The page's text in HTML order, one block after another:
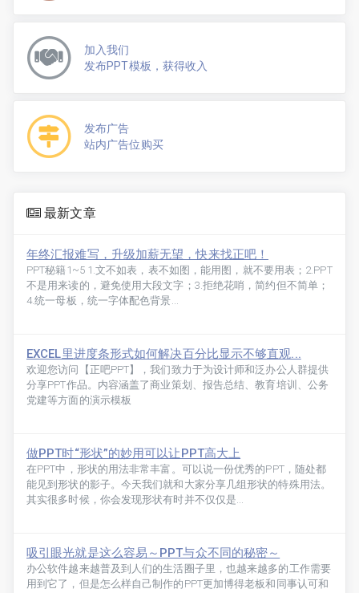
加入我们
发布PPT模板，获得收入
发布广告
站内广告位购买
最新文章
年终汇报难写，升级加薪无望，快来找正吧！
PPT秘籍1~5 1.文不如表，表不如图，能用图，就不要用表；2.PPT
不是用来读的，避免使用大段文字；3.拒绝花哨，简约但不简单；
4.统一母板，统一字体配色背景...
EXCEL里进度条形式如何解决百分比显示不够直观...
欢迎您访问【正吧PPT】，我们致力于为设计师和泛办公人群提供
分享PPT作品。内容涵盖了商业策划、报告总结、教育培训、公务
党建等方面的演示模板
做PPT时“形状”的妙用可以让PPT高大上
在PPT中，形状的用法非常丰富。可以说一份优秀的PPT，随处都
能见到形状的影子。今天我们就和大家分享几组形状的特殊用法。
其实很多时候，你会发现形状有时并不仅仅是...
吸引眼光就是这么容易～PPT与众不同的秘密～
办公软件越来越普及到人们的生活圈子里，也越来越多的工作需要
用到它了，但是怎么样自己制作的PPT更加博得老板和同事认可和